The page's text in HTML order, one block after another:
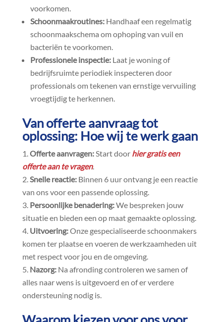
voorkomen.​
Schoonmaakroutines:Handhaaf een regelmatig
schoonmaakschema om ophoping van vuil en
bacteriën te voorkomen.​
Professionele inspectie:Laat je woning of
bedrijfsruimte periodiek inspecteren door
professionals om tekenen van ernstige vervuiling
vroegtijdig te herkennen.​
Van offerte aanvraag tot
oplossing: Hoe wij te werk gaan
Offerte aanvragen:Start door hier gratis een
offerte aan te vragen.​
Snelle reactie:Binnen 6 uur ontvang je een reactie
van ons voor een passende oplossing.​
Persoonlijke benadering:We bespreken jouw
situatie en bieden een op maat gemaakte oplossing.​
Uitvoering:Onze gespecialiseerde schoonmakers
komen ter plaatse en voeren de werkzaamheden uit
met respect voor jou en de omgeving.​
Nazorg:Na afronding controleren we samen of
alles naar wens is uitgevoerd en of er verdere
ondersteuning nodig is.​